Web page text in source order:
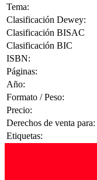
Tema:
Clasificación Dewey:
Clasificación BISAC
Clasificación BIC
ISBN:
Páginas:
Año:
Formato / Peso:
Precio:
Derechos de venta para:
Etiquetas: